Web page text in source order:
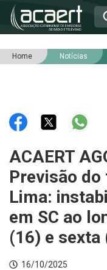
HOME
RNA
NOTÍCIAS
INTEGRIDADE
Home Notícias
ACAERT
Previsão
Lima:
em SC ao
(16) e sexta
16/10/2025